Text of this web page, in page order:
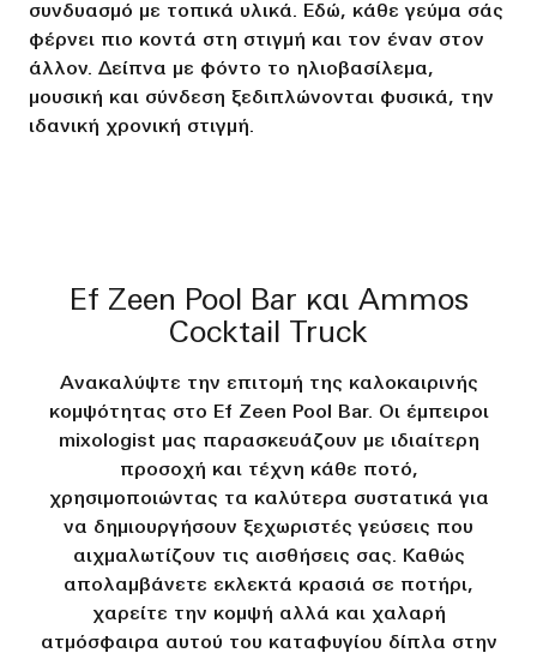
συνδυασμό με τοπικά υλικά. Εδώ, κάθε γεύμα σάς
φέρνει πιο κοντά στη στιγμή και τον έναν στον
άλλον. Δείπνα με φόντο το ηλιοβασίλεμα,
μουσική και σύνδεση ξεδιπλώνονται φυσικά, την
ιδανική χρονική στιγμή.
Ef Zeen Pool Bar και Ammos
Cocktail Truck
Ανακαλύψτε την επιτομή της καλοκαιρινής
κομψότητας στο Ef Zeen Pool Bar. Οι έμπειροι
mixologist μας παρασκευάζουν με ιδιαίτερη
προσοχή και τέχνη κάθε ποτό,
χρησιμοποιώντας τα καλύτερα συστατικά για
να δημιουργήσουν ξεχωριστές γεύσεις που
αιχμαλωτίζουν τις αισθήσεις σας. Καθώς
απολαμβάνετε εκλεκτά κρασιά σε ποτήρι,
χαρείτε την κομψή αλλά και χαλαρή
ατμόσφαιρα αυτού του καταφυγίου δίπλα στην